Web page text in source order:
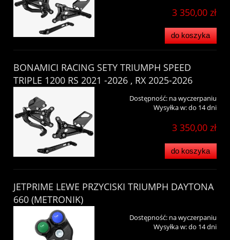
3 350,00 zł
do koszyka
BONAMICI RACING SETY TRIUMPH SPEED
TRIPLE 1200 RS 2021 -2026 , RX 2025-2026
Dostępność: na wyczerpaniu
Wysyłka w:do 14 dni
3 350,00 zł
do koszyka
JETPRIME LEWE PRZYCISKI TRIUMPH DAYTONA
660 (METRONIK)
Dostępność: na wyczerpaniu
Wysyłka w:do 14 dni